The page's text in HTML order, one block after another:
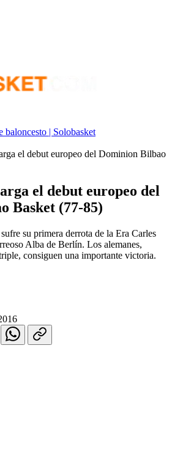
baloncesto | Solobasket
el debut europeo del Dominion Bilbao
el debut europeo del
Basket (77-85)
su primera derrota de la Era Carles
Alba de Berlín. Los alemanes,
consiguen una importante victoria.